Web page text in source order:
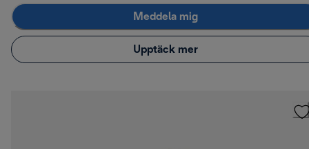
Meddela mig
Upptäck mer